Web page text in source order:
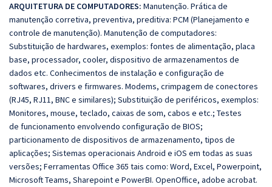
ARQUITETURA DE COMPUTADORES: Manutenção. Prática de
manutenção corretiva, preventiva, preditiva: PCM (Planejamento e
controle de manutenção). Manutenção de computadores:
Substituição de hardwares, exemplos: fontes de alimentação, placa
base, processador, cooler, dispositivo de armazenamentos de
dados etc. Conhecimentos de instalação e configuração de
softwares, drivers e firmwares. Modems, crimpagem de conectores
(RJ45, RJ11, BNC e similares); Substituição de periféricos, exemplos:
Monitores, mouse, teclado, caixas de som, cabos e etc.; Testes
de funcionamento envolvendo configuração de BIOS;
particionamento de dispositivos de armazenamento, tipos de
aplicações; Sistemas operacionais Android e iOS em todas as suas
versões; Ferramentas Office 365 tais como: Word, Excel, Powerpoint,
Microsoft Teams, Sharepoint e PowerBI. OpenOffice, adobe acrobat.